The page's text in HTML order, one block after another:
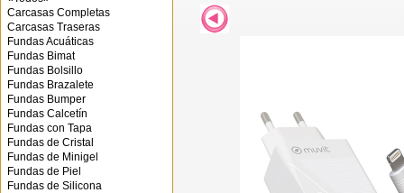
Carcasas Completas
Carcasas Traseras
Fundas Acuáticas
Fundas Bimat
Fundas Bolsillo
Fundas Brazalete
Fundas Bumper
Fundas Calcetín
Fundas con Tapa
Fundas de Cristal
Fundas de Minigel
Fundas de Piel
Fundas de Silicona